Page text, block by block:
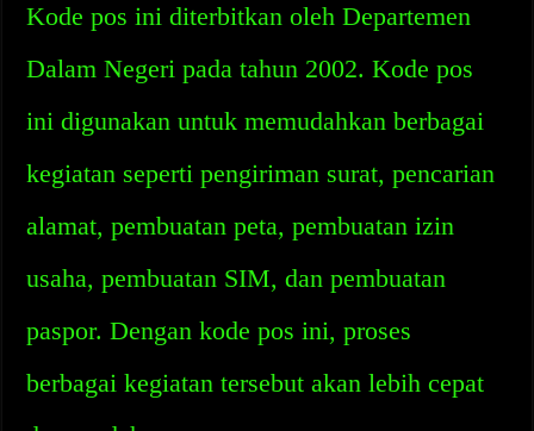
Kode pos ini diterbitkan oleh Departemen
Dalam Negeri pada tahun 2002. Kode pos
ini digunakan untuk memudahkan berbagai
kegiatan seperti pengiriman surat, pencarian
alamat, pembuatan peta, pembuatan izin
usaha, pembuatan SIM, dan pembuatan
paspor. Dengan kode pos ini, proses
berbagai kegiatan tersebut akan lebih cepat